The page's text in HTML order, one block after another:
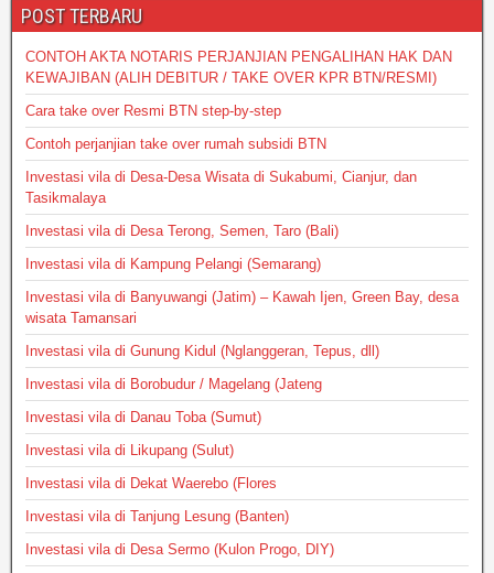
POST TERBARU
CONTOH AKTA NOTARIS PERJANJIAN PENGALIHAN HAK DAN
KEWAJIBAN (ALIH DEBITUR / TAKE OVER KPR BTN/RESMI)
Cara take over Resmi BTN step-by-step
Contoh perjanjian take over rumah subsidi BTN
Investasi vila di Desa-Desa Wisata di Sukabumi, Cianjur, dan
Tasikmalaya
Investasi vila di Desa Terong, Semen, Taro (Bali)
Investasi vila di Kampung Pelangi (Semarang)
Investasi vila di Banyuwangi (Jatim) – Kawah Ijen, Green Bay, desa
wisata Tamansari
Investasi vila di Gunung Kidul (Nglanggeran, Tepus, dll)
Investasi vila di Borobudur / Magelang (Jateng
Investasi vila di Danau Toba (Sumut)
Investasi vila di Likupang (Sulut)
Investasi vila di Dekat Waerebo (Flores
Investasi vila di Tanjung Lesung (Banten)
Investasi vila di Desa Sermo (Kulon Progo, DIY)